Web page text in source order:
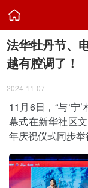

法华牡丹节、
越有腔调了！
2024-11-07
11月6日，“与‘宁
幕式在新华社区
年庆祝仪式同步举